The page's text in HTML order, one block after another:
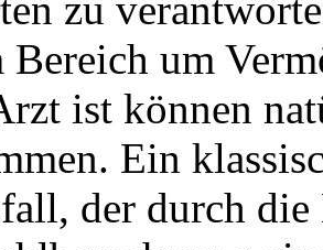
Bereich um
ist können
Ein
der durch